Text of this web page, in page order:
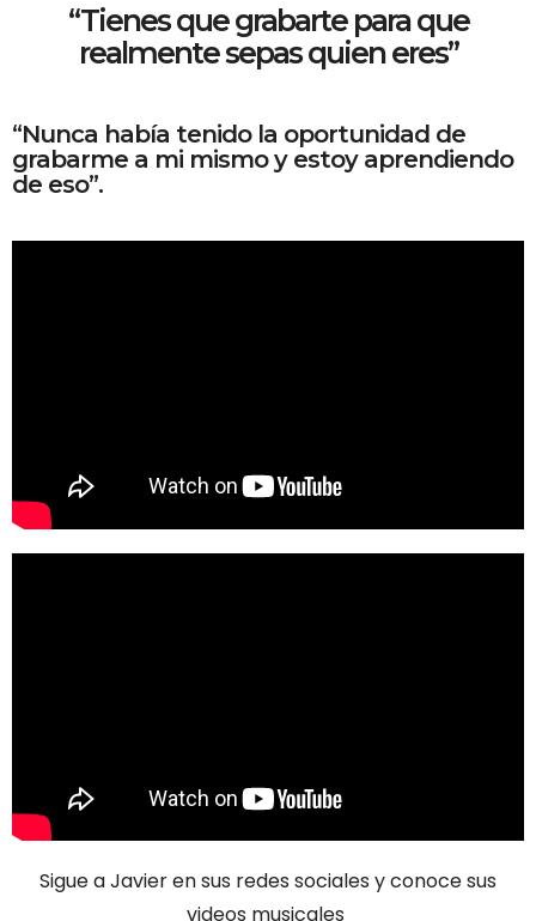
“Tienes que grabarte para que
realmente sepas quien eres”
“Nunca había tenido la oportunidad de
grabarme a mi mismo y estoy aprendiendo
de eso”.
Sigue a Javier en sus redes sociales y conoce sus
videos musicales